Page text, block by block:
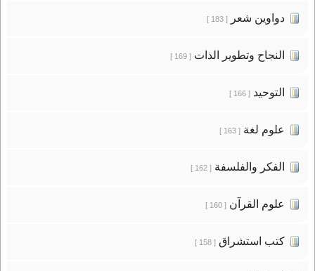
دواوين شعر[ 183 ]
النجاح وتطوير الذات[ 169 ]
التوحيد[ 166 ]
علوم لغة[ 163 ]
الفكر والفلسفة[ 162 ]
علوم القرآن[ 160 ]
كتب استشراق[ 158 ]